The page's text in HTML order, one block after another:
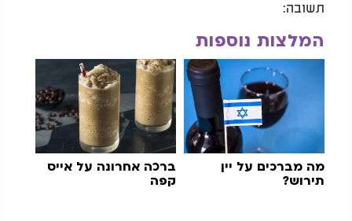
תשובה:
המלצות נוספות
מה מברכים על יין
תירוש?
ברכה אחרונה על אייס
קפה